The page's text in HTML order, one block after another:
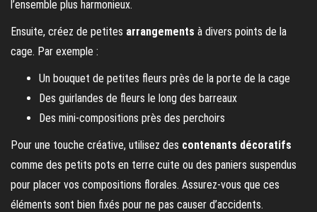
l’ensemble plus harmonieux.
Ensuite, créez de petites arrangements à divers points de la
cage. Par exemple :
Un bouquet de petites fleurs près de la porte de la cage
Des guirlandes de fleurs le long des barreaux
Des mini-compositions près des perchoirs
Pour une touche créative, utilisez des contenants décoratifs
comme des petits pots en terre cuite ou des paniers suspendus
pour placer vos compositions florales. Assurez-vous que ces
éléments sont bien fixés pour ne pas causer d’accidents.